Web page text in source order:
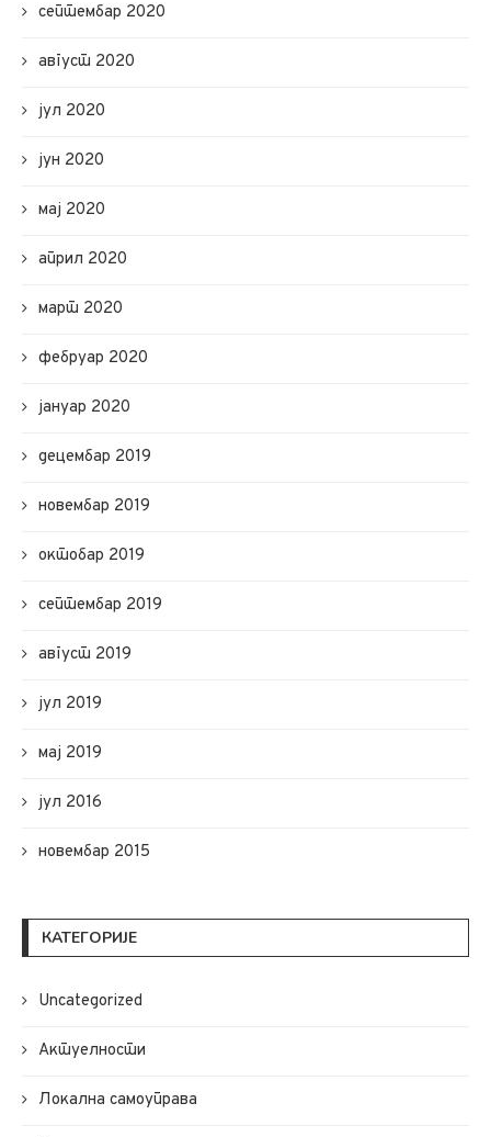
септембар 2020
август 2020
јул 2020
јун 2020
мај 2020
април 2020
март 2020
фебруар 2020
јануар 2020
децембар 2019
новембар 2019
октобар 2019
септембар 2019
август 2019
јул 2019
мај 2019
јул 2016
новембар 2015
КАТЕГОРИЈЕ
Uncategorized
Актуелности
Локална самоуправа